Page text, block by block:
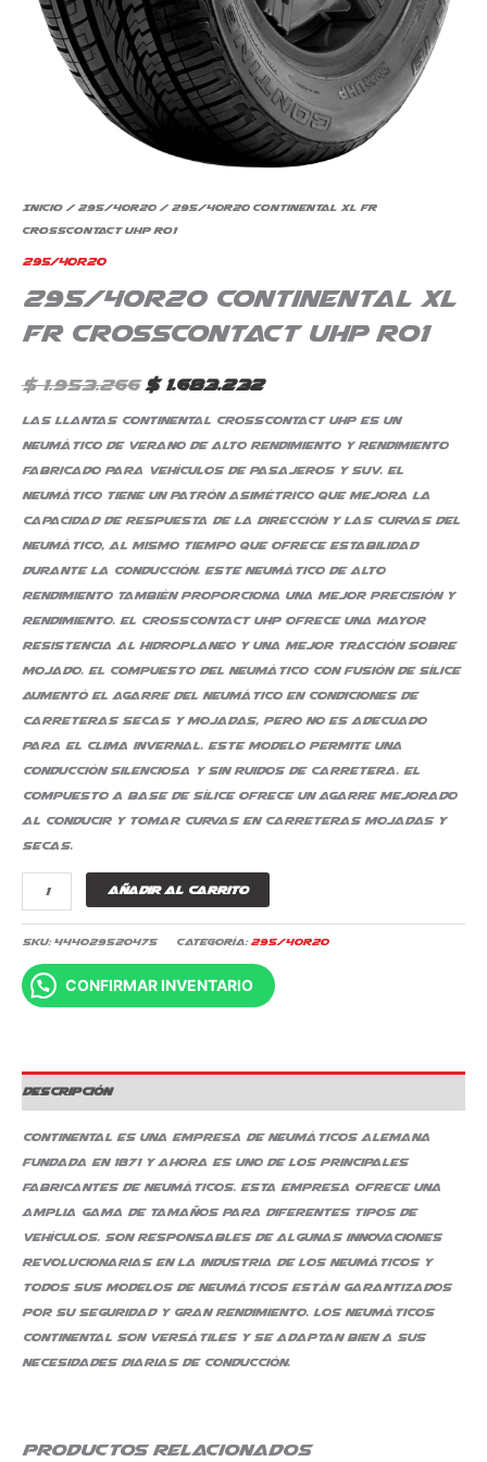
Inicio/295/40R20/ 295/40R20 Continental XL FR
CrossContact UHP Ro1
295/40R20
295/40R20 Continental XL
FR CrossContact UHP Ro1
$1.953.266 $1.683.232
Las llantas Continental CrossContact UHP es un
neumático de verano de alto rendimiento y rendimiento
fabricado para vehículos de pasajeros y SUV. El
neumático tiene un patrón asimétrico que mejora la
capacidad de respuesta de la dirección y las curvas del
neumático, al mismo tiempo que ofrece estabilidad
durante la conducción. Este neumático de alto
rendimiento también proporciona una mejor precisión y
rendimiento. El CrossContact UHP ofrece una mayor
resistencia al hidroplaneo y una mejor tracción sobre
mojado. El compuesto del neumático con fusión de sílice
aumentó el agarre del neumático en condiciones de
carreteras secas y mojadas, pero no es adecuado
para el clima invernal. Este modelo permite una
conducción silenciosa y sin ruidos de carretera. El
compuesto a base de sílice ofrece un agarre mejorado
al conducir y tomar curvas en carreteras mojadas y
secas.
Añadir al carrito
SKU: 444029520475 Categoría: 295/40R20
CONFIRMAR INVENTARIO
Descripción
Continental es una empresa de neumáticos alemana
fundada en 1871 y ahora es uno de los principales
fabricantes de neumáticos. Esta empresa ofrece una
amplia gama de tamaños para diferentes tipos de
vehículos. Son responsables de algunas innovaciones
revolucionarias en la industria de los neumáticos y
todos sus modelos de neumáticos están garantizados
por su seguridad y gran rendimiento. Los neumáticos
Continental son versátiles y se adaptan bien a sus
necesidades diarias de conducción.
Productos relacionados